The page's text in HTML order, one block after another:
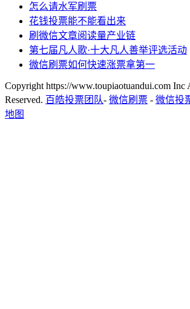
怎么请水军刷票
花钱投票能不能看出来
刷微信文章阅读量产业链
第七届凡人歌·十大凡人善举评选活动
微信刷票如何快速涨票拿第一
Copyright https://www.toupiaotuandui.com Inc
Reserved. 百皓投票团队- 微信刷票 - 微信投
地图